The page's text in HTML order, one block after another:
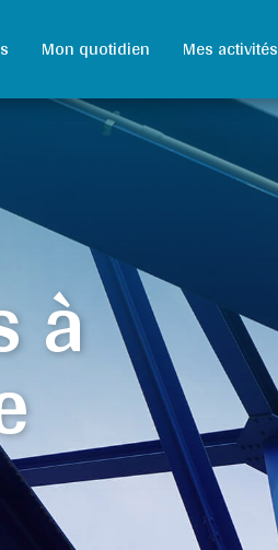
Mon quotidien Mes activités
à